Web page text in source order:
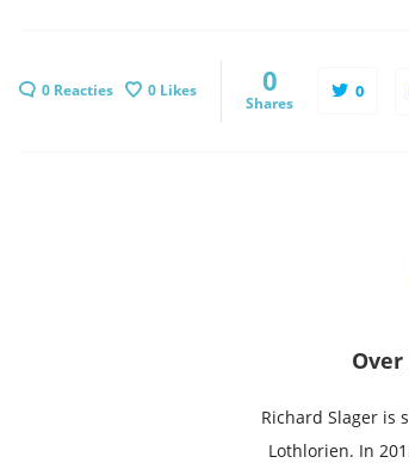
0 Reacties 0 Likes 0
Shares
0
Over
Richard Slager is
Lothlorien. In